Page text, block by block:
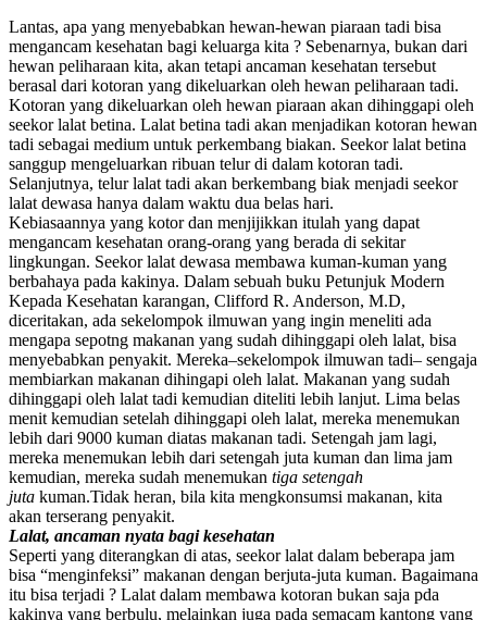
Lantas, apa yang menyebabkan hewan-hewan piaraan tadi bisa
mengancam kesehatan bagi keluarga kita ? Sebenarnya, bukan dari
hewan peliharaan kita, akan tetapi ancaman kesehatan tersebut
berasal dari kotoran yang dikeluarkan oleh hewan peliharaan tadi.
Kotoran yang dikeluarkan oleh hewan piaraan akan dihinggapi oleh
seekor lalat betina. Lalat betina tadi akan menjadikan kotoran hewan
tadi sebagai medium untuk perkembang biakan. Seekor lalat betina
sanggup mengeluarkan ribuan telur di dalam kotoran tadi.
Selanjutnya, telur lalat tadi akan berkembang biak menjadi seekor
lalat dewasa hanya dalam waktu dua belas hari.
Kebiasaannya yang kotor dan menjijikkan itulah yang dapat
mengancam kesehatan orang-orang yang berada di sekitar
lingkungan. Seekor lalat dewasa membawa kuman-kuman yang
berbahaya pada kakinya. Dalam sebuah buku Petunjuk Modern
Kepada Kesehatan karangan, Clifford R. Anderson, M.D,
diceritakan, ada sekelompok ilmuwan yang ingin meneliti ada
mengapa sepotng makanan yang sudah dihinggapi oleh lalat, bisa
menyebabkan penyakit. Mereka–sekelompok ilmuwan tadi– sengaja
membiarkan makanan dihingapi oleh lalat. Makanan yang sudah
dihinggapi oleh lalat tadi kemudian diteliti lebih lanjut. Lima belas
menit kemudian setelah dihinggapi oleh lalat, mereka menemukan
lebih dari 9000 kuman diatas makanan tadi. Setengah jam lagi,
mereka menemukan lebih dari setengah juta kuman dan lima jam
kemudian, mereka sudah menemukan tiga setengah
juta kuman.Tidak heran, bila kita mengkonsumsi makanan, kita
akan terserang penyakit.
Lalat, ancaman nyata bagi kesehatan
Seperti yang diterangkan di atas, seekor lalat dalam beberapa jam
bisa “menginfeksi” makanan dengan berjuta-juta kuman. Bagaimana
itu bisa terjadi ? Lalat dalam membawa kotoran bukan saja pda
kakinya yang berbulu, melainkan juga pada semacam kantong yang